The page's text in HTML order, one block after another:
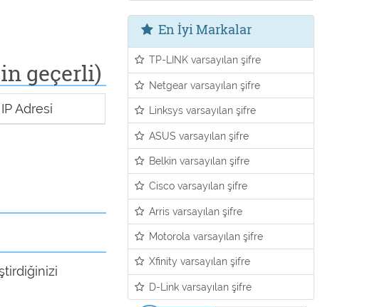
geçerli)
Adresi
En İyi Markalar
TP-LINK varsayılan şifre
Netgear varsayılan şifre
Linksys varsayılan şifre
ASUS varsayılan şifre
Belkin varsayılan şifre
Cisco varsayılan şifre
Arris varsayılan şifre
Motorola varsayılan şifre
Xfinity varsayılan şifre
D-Link varsayılan şifre